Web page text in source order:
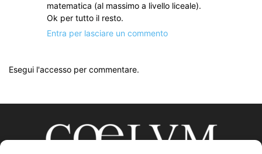
matematica (al massimo a livello liceale).
Ok per tutto il resto.
Entra per lasciare un commento
Esegui l'accesso per commentare.